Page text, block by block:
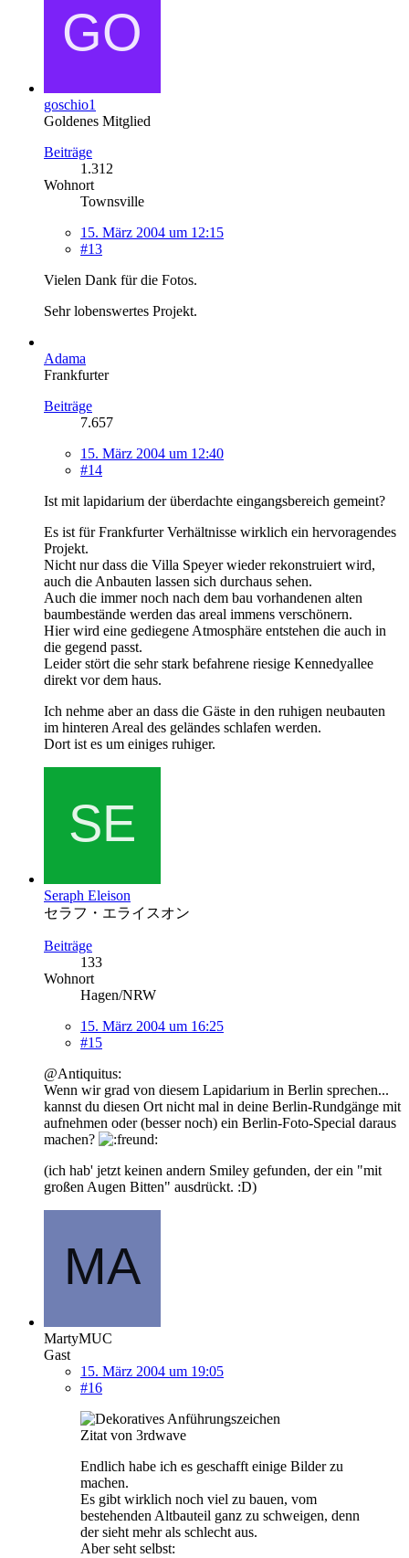
goschio1
Goldenes Mitglied
Beiträge
1.312
Wohnort
Townsville
15. März 2004 um 12:15
#13
Vielen Dank für die Fotos.
Sehr lobenswertes Projekt.
Adama
Frankfurter
Beiträge
7.657
15. März 2004 um 12:40
#14
Ist mit lapidarium der überdachte eingangsbereich gemeint?
Es ist für Frankfurter Verhältnisse wirklich ein hervoragendes
Projekt.
Nicht nur dass die Villa Speyer wieder rekonstruiert wird,
auch die Anbauten lassen sich durchaus sehen.
Auch die immer noch nach dem bau vorhandenen alten
baumbestände werden das areal immens verschönern.
Hier wird eine gediegene Atmosphäre entstehen die auch in
die gegend passt.
Leider stört die sehr stark befahrene riesige Kennedyallee
direkt vor dem haus.
Ich nehme aber an dass die Gäste in den ruhigen neubauten
im hinteren Areal des geländes schlafen werden.
Dort ist es um einiges ruhiger.
Seraph Eleison
セラフ・エライスオン
Beiträge
133
Wohnort
Hagen/NRW
15. März 2004 um 16:25
#15
@Antiquitus:
Wenn wir grad von diesem Lapidarium in Berlin sprechen...
kannst du diesen Ort nicht mal in deine Berlin-Rundgänge mit
aufnehmen oder (besser noch) ein Berlin-Foto-Special daraus
machen?
(ich hab' jetzt keinen andern Smiley gefunden, der ein "mit
großen Augen Bitten" ausdrückt. :D)
MartyMUC
Gast
15. März 2004 um 19:05
#16
Zitat von 3rdwave
Endlich habe ich es geschafft einige Bilder zu
machen.
Es gibt wirklich noch viel zu bauen, vom
bestehenden Altbauteil ganz zu schweigen, denn
der sieht mehr als schlecht aus.
Aber seht selbst: